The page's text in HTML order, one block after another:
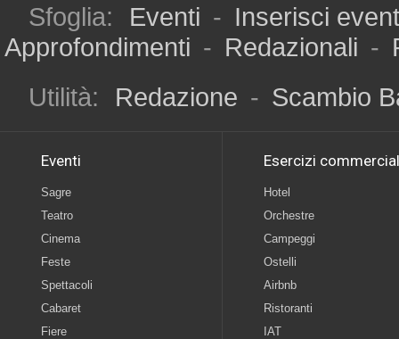
Sfoglia: Eventi - Inserisci
Approfondimenti - Redazionali -
Utilità:
Redazione - Scambio
Eventi
Sagre
Teatro
Cinema
Feste
Spettacoli
Cabaret
Fiere
Esercizi
Hotel
Orchestre
Campeggi
Ostelli
Airbnb
Ristoranti
IAT